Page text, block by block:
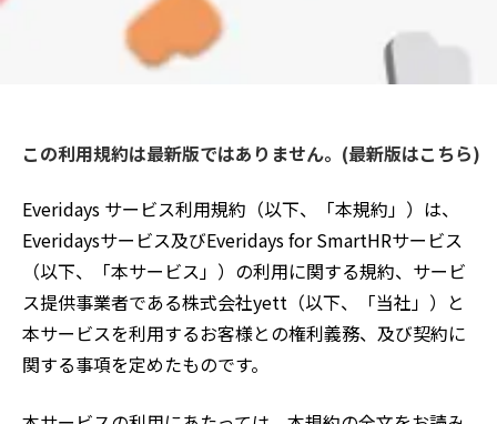
この利用規約は最新版ではありません。(最新版はこちら)
Everidays サービス利用規約（以下、「本規約」）は、
Everidaysサービス及びEveridays for SmartHRサービス
（以下、「本サービス」）の利用に関する規約、サービ
ス提供事業者である株式会社yett（以下、「当社」）と
本サービスを利用するお客様との権利義務、及び契約に
関する事項を定めたものです。